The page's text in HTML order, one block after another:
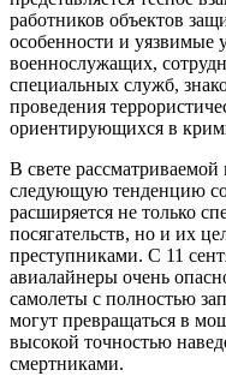
работников объектов
особенности и уязвимые
военнослужащих,
специальных служб,
проведения
ориентирующихся в
В свете
следующую тенденцию
расширяется не только
посягательств, но и их
преступниками. С 11
авиалайнеры очень
самолеты с полностью
могут превращаться в
высокой точностью
смертниками.